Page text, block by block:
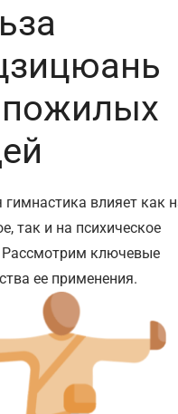
пожилых
гимнастика влияет как
так и на психическое
Рассмотрим ключевые
ее применения.